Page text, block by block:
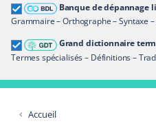
Banque de dépannage
Grammaire – Orthographe – Syntaxe
Grand dictionnaire
Termes spécialisés – Définitions –
Grand dictionnaire
Restreindre aux termes
Accueil